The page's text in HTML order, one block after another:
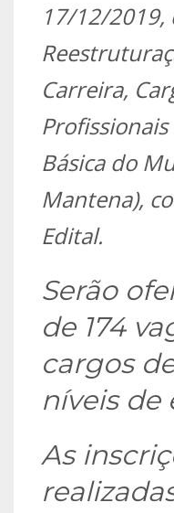
17/12/2019,
Carreira,
Básica do
Mantena),
Edital.
Serão
de 174
cargos
níveis de
As